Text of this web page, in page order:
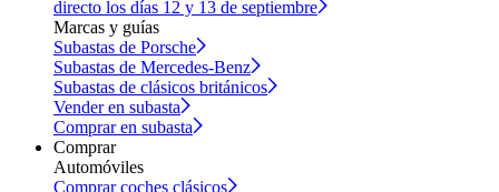
directo los días 12 y 13 de septiembre
Marcas y guías
Subastas de Porsche
Subastas de Mercedes-Benz
Subastas de clásicos británicos
Vender en subasta
Comprar en subasta
Comprar
Automóviles
Comprar coches clásicos